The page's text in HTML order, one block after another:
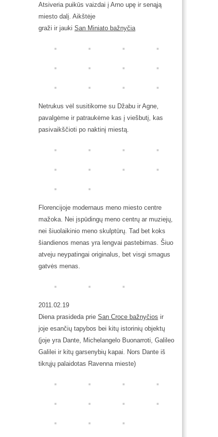
Atsiveria puikūs vaizdai į Arno upę ir senąją
miesto dalį. Aikštėje
graži ir jauki San Miniato bažnyčia
Netrukus vėl susitikome su Džabu ir Agne,
pavalgėme ir patraukėme kas į viešbutį, kas
pasivaikščioti po naktinį miestą.
Florencijoje modernaus meno miesto centre
mažoka. Nei įspūdingų meno centrų ar muziejų,
nei šiuolaikinio meno skulptūrų. Tad bet koks
šiandienos menas yra lengvai pastebimas. Šiuo
atveju neypatingai originalus, bet visgi smagus
gatvės menas.
2011.02.19
Diena prasideda prie San Croce bažnyčios ir
joje esančių tapybos bei kitų istorinių objektų
(joje yra Dante, Michelangelo Buonarroti, Galileo
Galilei ir kitų garsenybių kapai. Nors Dante iš
tikrųjų palaidotas Ravenna mieste)